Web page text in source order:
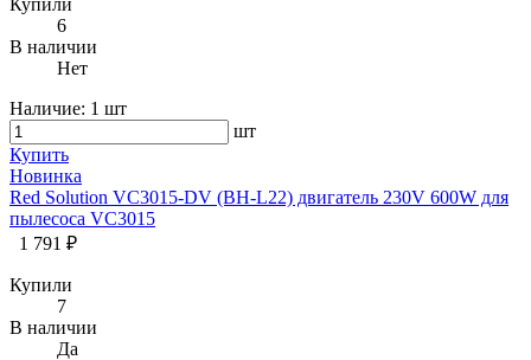
6
В наличии
Нет
Наличие: 1 шт
шт
Купить
Новинка
Red Solution VC3015-DV (BH-L22) двигатель 230V 600W для
пылесоса VC3015
1 791 ₽
Купили
7
В наличии
Да